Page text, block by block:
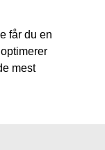
får du en
mest